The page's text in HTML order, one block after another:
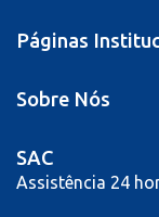
Páginas
Sobre Nós
SAC
Assistência 24